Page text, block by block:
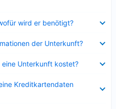
wird er benötigt?
der Unterkunft?
Unterkunft kostet?
Kreditkartendaten